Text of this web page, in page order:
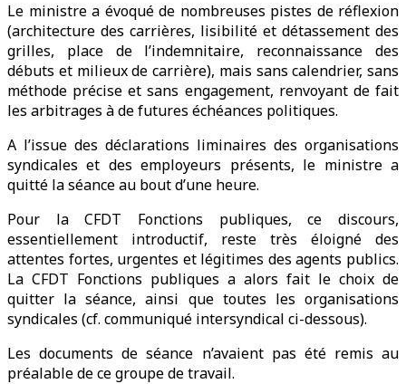
Le ministre a évoqué de nombreuses pistes de réflexion
(architecture des carrières, lisibilité et détassement des
grilles, place de l’indemnitaire, reconnaissance des
débuts et milieux de carrière), mais sans calendrier, sans
méthode précise et sans engagement, renvoyant de fait
les arbitrages à de futures échéances politiques.
A l’issue des déclarations liminaires des organisations
syndicales et des employeurs présents, le ministre a
quitté la séance au bout d’une heure.
Pour la CFDT Fonctions publiques, ce discours,
essentiellement introductif, reste très éloigné des
attentes fortes, urgentes et légitimes des agents publics.
La CFDT Fonctions publiques a alors fait le choix de
quitter la séance, ainsi que toutes les organisations
syndicales (cf. communiqué intersyndical ci-dessous).
Les documents de séance n’avaient pas été remis au
préalable de ce groupe de travail.